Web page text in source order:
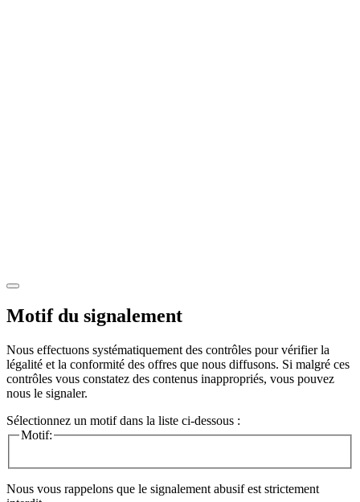
Motif du signalement
Nous effectuons systématiquement des contrôles pour vérifier la
légalité et la conformité des offres que nous diffusons. Si malgré ces
contrôles vous constatez des contenus inappropriés, vous pouvez
nous le signaler.
Sélectionnez un motif dans la liste ci-dessous :
Motif:
Nous vous rappelons que le signalement abusif est strictement